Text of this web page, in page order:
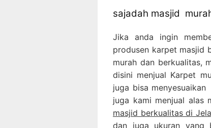
sajadah masjid
Jika anda ingin
produsen karpet masjid
murah dan berkualitas,
disini menjual Karpet
juga bisa
juga kami menjual
masjid berkualitas di
dan juga ukuran yang